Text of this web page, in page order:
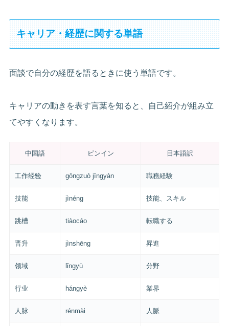
キャリア・経歴に関する単語
面談で自分の経歴を語るときに使う単語です。
キャリアの動きを表す言葉を知ると、自己紹介が組み立
てやすくなります。
中国語 ピンイン 日本語訳
工作经验 gōngzuò jīngyàn 職務経験
技能 jìnéng 技能、スキル
跳槽 tiàocáo 転職する
晋升 jìnshēng 昇進
领域 lǐngyù 分野
行业 hángyè 業界
人脉 rénmài 人脈